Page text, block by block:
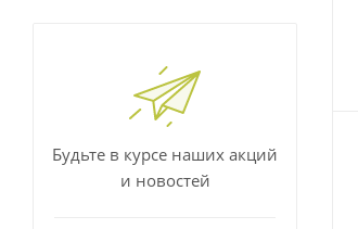
Будьте в курсе наших акций
и новостей